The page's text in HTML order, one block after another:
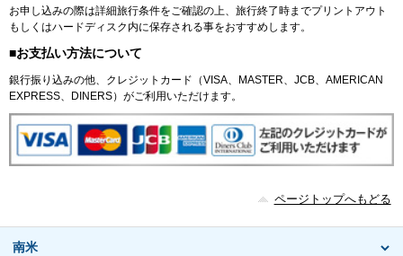
お申し込みの際は詳細旅行条件をご確認の上、旅行終了時までプリントアウト
もしくはハードディスク内に保存される事をおすすめします。
■お支払い方法について
銀行振り込みの他、クレジットカード（VISA、MASTER、JCB、AMERICAN
EXPRESS、DINERS）がご利用いただけます。
ページトップへもどる
南米